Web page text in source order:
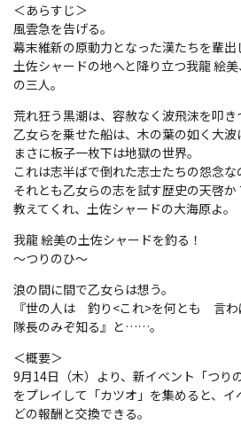
＜あらすじ＞
風雲急を告げる。
幕末維新の原動力となった漢たちを輩出
土佐シャードの地へと降り立つ我龍 絵
の三人。
荒れ狂う黒潮は、容赦なく波飛沫を叩き
乙女らを乗せた船は、木の葉の如く大波
まさに板子一枚下は地獄の世界。
これは志半ばで倒れた志士たちの怨念な
それとも乙女らの志を試す歴史の天啓か
教えてくれ、土佐シャードの大海原よ。
我龍 絵美の土佐シャードを釣る！
～つりのひ～
浪の間に間で乙女らは想う。
『世の人は 釣り<これ>を何とも 言
隊長のみぞ知る』と……。
＜概要＞
9月14日（木）より、新イベント「つり
をプレイして「カツオ」を集めると、
どの報酬と交換できる。